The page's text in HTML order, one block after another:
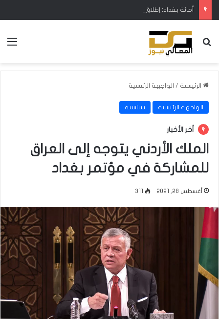
بحث عن
الرئيسية / الواجهة الرئيسية
الواجهة الرئيسية سياسية
أخر الأخبار
الملك الأردني يتوجه إلى العراق
للمشاركة في مؤتمر بغداد
أغسطس 28, 2021 311